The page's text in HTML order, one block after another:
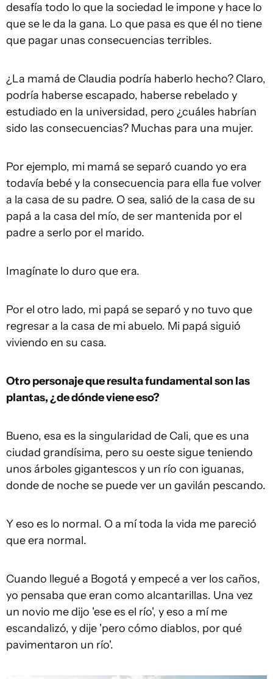
desafía todo lo que la sociedad le impone y hace lo
que se le da la gana. Lo que pasa es que él no tiene
que pagar unas consecuencias terribles.
¿La mamá de Claudia podría haberlo hecho? Claro,
podría haberse escapado, haberse rebelado y
estudiado en la universidad, pero ¿cuáles habrían
sido las consecuencias? Muchas para una mujer.
Por ejemplo, mi mamá se separó cuando yo era
todavía bebé y la consecuencia para ella fue volver
a la casa de su padre. O sea, salió de la casa de su
papá a la casa del mío, de ser mantenida por el
padre a serlo por el marido.
Imagínate lo duro que era.
Por el otro lado, mi papá se separó y no tuvo que
regresar a la casa de mi abuelo. Mi papá siguió
viviendo en su casa.
Otropersonaje que resulta fundamental son las
plantas, ¿de dónde viene eso?
Bueno, esa es la singularidad de Cali, que es una
ciudad grandísima, pero su oeste sigue teniendo
unos árboles gigantescos y un río con iguanas,
donde de noche se puede ver un gavilán pescando.
Y eso es lo normal. O a mí toda la vida me pareció
que era normal.
Cuando llegué a Bogotá y empecé a ver los caños,
yo pensaba que eran como alcantarillas. Una vez
un novio me dijo 'ese es el río', y eso a mí me
escandalizó, y dije 'pero cómo diablos, por qué
pavimentaron un río'.